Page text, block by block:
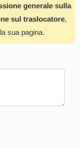
generale sulla
sul traslocatore,
sua pagina.